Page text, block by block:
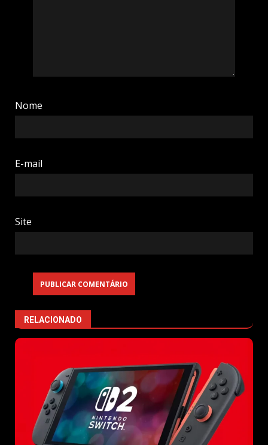
Nome
E-mail
Site
RELACIONADO